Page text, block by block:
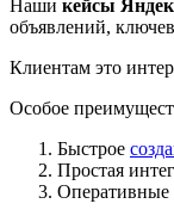
Наши кейсы
объявлений,
Клиентам это
Особое
Быстрое
Простая
Оперативные